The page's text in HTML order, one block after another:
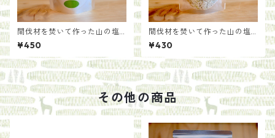
間伐材を焚いて作った山の塩
【抹茶塩】
¥450
間伐材を焚いて作った山の塩
【ハーブのお塩】
¥430
その他の商品